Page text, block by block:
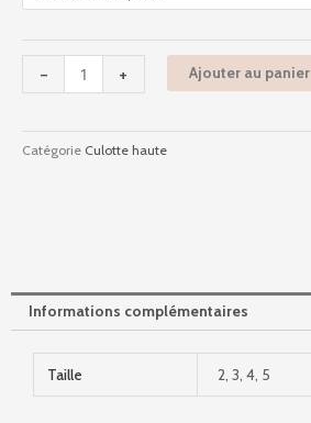
-
-
-
+ Ajouter au panier
Catégorie Culotte haute
Informations complémentaires
Taille 2, 3, 4, 5